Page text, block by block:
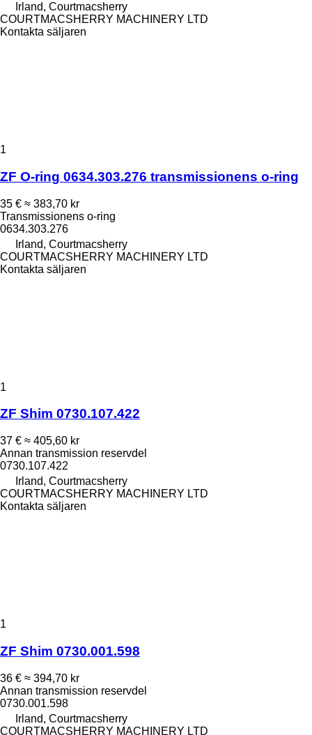
Irland, Courtmacsherry
COURTMACSHERRY MACHINERY LTD
Kontakta säljaren
1
ZF O-ring 0634.303.276 transmissionens o-ring
35 € ≈ 383,70 kr
Transmissionens o-ring
0634.303.276
Irland, Courtmacsherry
COURTMACSHERRY MACHINERY LTD
Kontakta säljaren
1
ZF Shim 0730.107.422
37 € ≈ 405,60 kr
Annan transmission reservdel
0730.107.422
Irland, Courtmacsherry
COURTMACSHERRY MACHINERY LTD
Kontakta säljaren
1
ZF Shim 0730.001.598
36 € ≈ 394,70 kr
Annan transmission reservdel
0730.001.598
Irland, Courtmacsherry
COURTMACSHERRY MACHINERY LTD